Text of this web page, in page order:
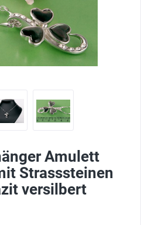
Amulett
Strasssteinen
versilbert